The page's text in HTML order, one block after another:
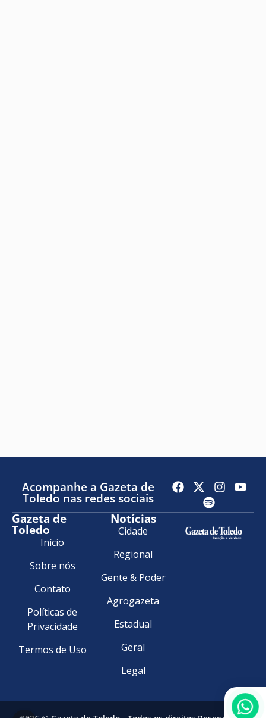
Acompanhe a Gazeta de
Toledo nas redes sociais
Gazeta de
Toledo
Início
Sobre nós
Contato
Políticas de
Privacidade
Termos de Uso
Notícias
Cidade
Regional
Gente & Poder
Agrogazeta
Estadual
Geral
Legal